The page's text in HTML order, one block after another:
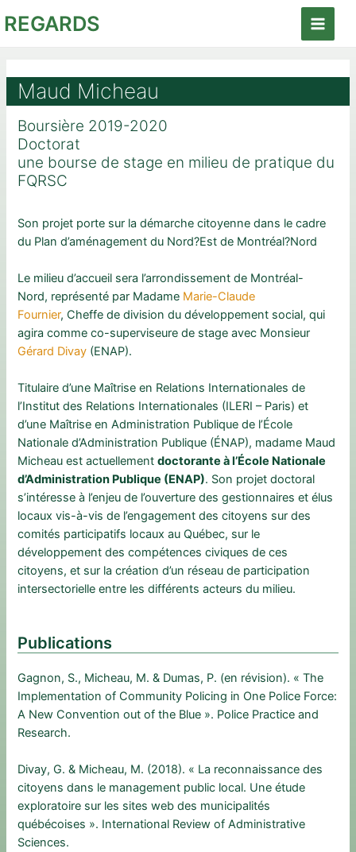
auREGARDS
Main
Maud Micheau
Boursière 2019-2020
Doctorat
une bourse de stage en milieu de pratique du
FQRSC
Son projet porte sur la démarche citoyenne dans le cadre
du Plan d’aménagement du Nord?Est de Montréal?Nord
Le milieu d’accueil sera l’arrondissement de Montréal-
Nord, représenté par Madame Marie-Claude
Fournier, Cheffe de division du développement social, qui
agira comme co-superviseure de stage avec Monsieur
Gérard Divay (ENAP).
Titulaire d’une Maîtrise en Relations Internationales de
l’Institut des Relations Internationales (ILERI – Paris) et
d’une Maîtrise en Administration Publique de l’École
Nationale d’Administration Publique (ÉNAP), madame Maud
Micheau est actuellementdoctorante à l’École Nationale
d’Administration Publique (ENAP). Son projet doctoral
s’intéresse à l’enjeu de l’ouverture des gestionnaires et élus
locaux vis-à-vis de l’engagement des citoyens sur des
comités participatifs locaux au Québec, sur le
développement des compétences civiques de ces
citoyens, et sur la création d’un réseau de participation
intersectorielle entre les différents acteurs du milieu.
Publications
Gagnon, S., Micheau, M. & Dumas, P. (en révision). « The
Implementation of Community Policing in One Police Force:
A New Convention out of the Blue ». Police Practice and
Research.
Divay, G. & Micheau, M. (2018). « La reconnaissance des
citoyens dans le management public local. Une étude
exploratoire sur les sites web des municipalités
québécoises ». International Review of Administrative
Sciences.